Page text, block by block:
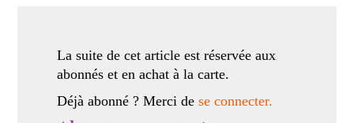
La suite de cet article est réservée aux
abonnés et en achat à la carte.
Déjà abonné ? Merci dese connecter.